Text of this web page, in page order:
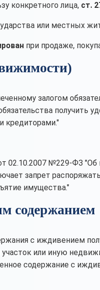
конкретного лица, ст.
или местных
при продаже,
залогом
получить
кредиторами."
02.10.2007 №229-ФЗ
запрет
имущества."
содержанием
с иждивением
или иную
содержание с